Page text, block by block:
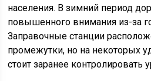
населения. В зимний период
повышенного внимания из-за
Заправочные станции
промежутки, но на некоторых
стоит заранее контролировать